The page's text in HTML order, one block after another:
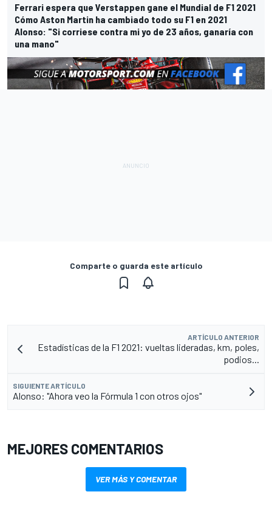
Ferrari espera que Verstappen gane el Mundial de F1 2021
Cómo Aston Martin ha cambiado todo su F1 en 2021
Alonso: "Si corriese contra mi yo de 23 años, ganaría con
una mano"
Comparte o guarda este artículo
ARTÍCULO ANTERIOR
Estadísticas de la F1 2021: vueltas lideradas, km, poles,
podios...
SIGUIENTE ARTÍCULO
Alonso: "Ahora veo la Fórmula 1 con otros ojos"
MEJORES COMENTARIOS
VER MÁS Y COMENTAR